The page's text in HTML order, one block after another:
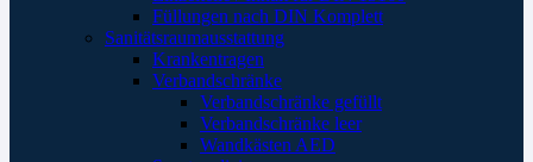
Füllungen nach DIN Komplett
Sanitätsraumausstattung
Krankentragen
Verbandschränke
Verbandschränke gefüllt
Verbandschränke leer
Wandkästen AED